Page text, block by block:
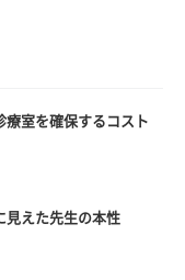
療室を確保するコスト
見えた先生の本性